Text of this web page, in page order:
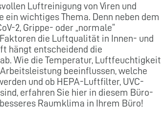
Luftreinigung von Viren und
wichtiges Thema. Denn neben dem
2, Grippe- oder „normale“
die Luftqualität in Innen- und
hängt entscheidend die
Wie die Temperatur, Luftfeuchtigkeit,
beeinflussen, welche
und ob HEPA-Luftfilter, UVC-
erfahren Sie hier in diesem Büro-
Raumklima in Ihrem Büro!